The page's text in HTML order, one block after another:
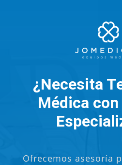
¿Necesita
Médica
Ofrecemos asesoría